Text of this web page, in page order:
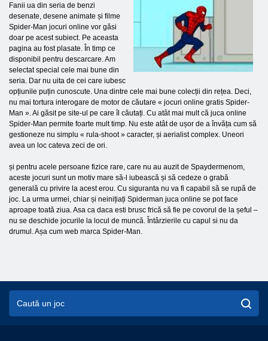
Fanii ua din seria de benzi
desenate, desene animate și filme
Spider-Man jocuri online vor găsi
doar pe acest subiect. Pe aceasta
pagina au fost plasate. În timp ce
disponibil pentru descarcare. Am
selectat special cele mai bune din
seria. Dar nu uita de cei care iubesc
opțiunile puțin cunoscute. Una dintre cele mai bune colecții din rețea. Deci,
nu mai tortura interogare de motor de căutare « jocuri online gratis Spider-
Man ». Ai găsit pe site-ul pe care îl căutați. Cu atât mai mult că juca online
Spider-Man permite foarte mult timp. Nu este atât de ușor de a învăța cum să
gestioneze nu simplu « rula-shoot » caracter, și aerialist complex. Uneori
avea un loc cateva zeci de ori.
și pentru acele persoane fizice rare, care nu au auzit de Spaydermenom,
aceste jocuri sunt un motiv mare să-l iubească și să cedeze o grabă
generală cu privire la acest erou. Cu siguranta nu va fi capabil să se rupă de
joc. La urma urmei, chiar și neinițiați Spiderman juca online se pot face
aproape toată ziua. Asa ca daca esti brusc frică să fie pe covorul de la șeful –
nu se deschide jocurile la locul de muncă. Întârzierile cu capul si nu da
drumul. Așa cum web marca Spider-Man.